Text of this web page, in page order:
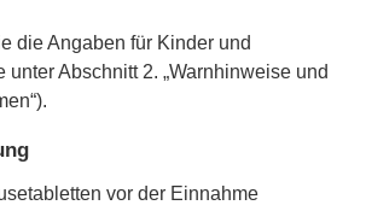
die Angaben für Kinder und
Abschnitt 2. „Warnhinweise und
vor der Einnahme